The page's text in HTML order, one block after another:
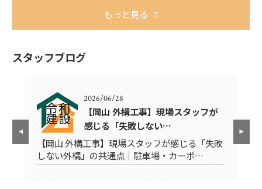
もっと見る
スタッフブログ
2026/06/28
【岡山 外構工事】現場スタッフが
感じる「失敗しない…
【岡山 外構工事】現場スタッフが感じる「失敗
しない外構」の共通点｜駐車場・カーポ…